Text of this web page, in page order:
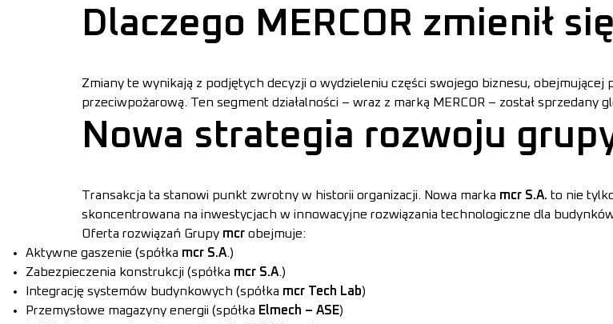
Dlaczego MERCOR zmienił
Zmiany te wynikają z podjętych decyzji o wydzieleniu części swojego biznesu,
przeciwpożarową. Ten segment działalności – wraz z marką MERCOR – został sprzedany
Nowa strategia rozwoju
Transakcja ta stanowi punkt zwrotny w historii organizacji. Nowa marka mcr S.A. to nie
skoncentrowana na inwestycjach w innowacyjne rozwiązania technologiczne dla
Oferta rozwiązań Grupy mcr obejmuje:
Aktywne gaszenie (spółka mcr S.A .)
Zabezpieczenia konstrukcji (spółka mcr S.A .)
Integrację systemów budynkowych (spółka mcr Tech Lab)
Przemysłowe magazyny energii (spółka Elmech – ASE)